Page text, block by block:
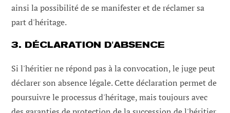
ainsi la possibilité de se manifester et de réclamer sa
part d'héritage.
3. DÉCLARATION D'ABSENCE
Si l'héritier ne répond pas à la convocation, le juge peut
déclarer son absence légale. Cette déclaration permet de
poursuivre le processus d'héritage, mais toujours avec